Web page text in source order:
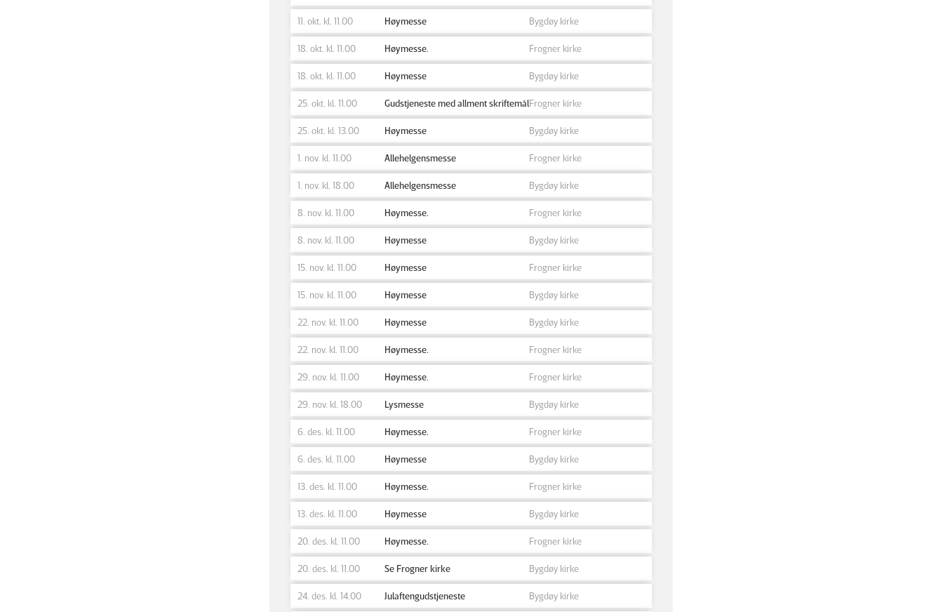
11. okt. kl. 11.00 Høymesse Bygdøy kirke
18. okt. kl. 11.00 Høymesse. Frogner kirke
18. okt. kl. 11.00 Høymesse Bygdøy kirke
25. okt. kl. 11.00 Gudstjeneste med allment skriftemålFrogner kirke
25. okt. kl. 13.00 Høymesse Bygdøy kirke
1. nov. kl. 11.00 Allehelgensmesse Frogner kirke
1. nov. kl. 18.00 Allehelgensmesse Bygdøy kirke
8. nov. kl. 11.00 Høymesse. Frogner kirke
8. nov. kl. 11.00 Høymesse Bygdøy kirke
15. nov. kl. 11.00 Høymesse Frogner kirke
15. nov. kl. 11.00 Høymesse Bygdøy kirke
22. nov. kl. 11.00 Høymesse Bygdøy kirke
22. nov. kl. 11.00 Høymesse. Frogner kirke
29. nov. kl. 11.00 Høymesse. Frogner kirke
29. nov. kl. 18.00 Lysmesse Bygdøy kirke
6. des. kl. 11.00 Høymesse. Frogner kirke
6. des. kl. 11.00 Høymesse Bygdøy kirke
13. des. kl. 11.00 Høymesse. Frogner kirke
13. des. kl. 11.00 Høymesse Bygdøy kirke
20. des. kl. 11.00 Høymesse. Frogner kirke
20. des. kl. 11.00 Se Frogner kirke Bygdøy kirke
24. des. kl. 14.00 Julaftengudstjeneste Bygdøy kirke